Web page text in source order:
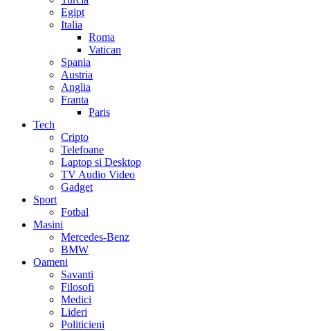
Egipt
Italia
Roma
Vatican
Spania
Austria
Anglia
Franta
Paris
Tech
Cripto
Telefoane
Laptop si Desktop
TV Audio Video
Gadget
Sport
Fotbal
Masini
Mercedes-Benz
BMW
Oameni
Savanti
Filosofi
Medici
Lideri
Politicieni